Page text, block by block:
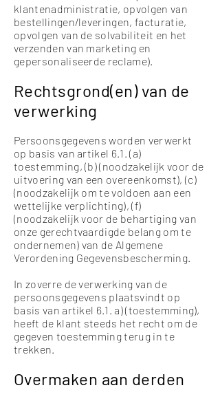
klantenadministratie, opvolgen van
bestellingen/leveringen, facturatie,
opvolgen van de solvabiliteit en het
verzenden van marketing en
gepersonaliseerde reclame).
Rechtsgrond(en) van de
verwerking
Persoonsgegevens worden verwerkt
op basis van artikel 6.1. (a)
toestemming, (b) (noodzakelijk voor de
uitvoering van een overeenkomst), (c)
(noodzakelijk om te voldoen aan een
wettelijke verplichting), (f)
(noodzakelijk voor de behartiging van
onze gerechtvaardigde belang om te
ondernemen) van de Algemene
Verordening Gegevensbescherming.
In zoverre de verwerking van de
persoonsgegevens plaatsvindt op
basis van artikel 6.1. a) (toestemming),
heeft de klant steeds het recht om de
gegeven toestemming terug in te
trekken.
Overmaken aan derden